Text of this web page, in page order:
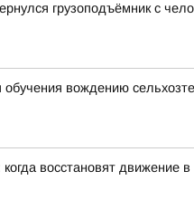
грузоподъёмник с
вождению
когда восстановят движение